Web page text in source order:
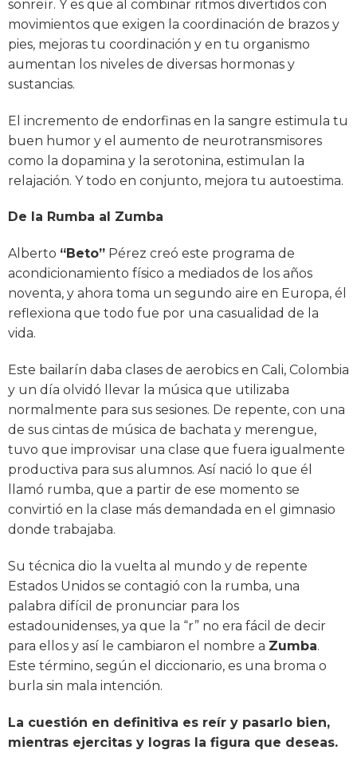
sonreír. Y es que al combinar ritmos divertidos con
movimientos que exigen la coordinación de brazos y
pies, mejoras tu coordinación y en tu organismo
aumentan los niveles de diversas hormonas y
sustancias.
El incremento de endorfinas en la sangre estimula tu
buen humor y el aumento de neurotransmisores
como la dopamina y la serotonina, estimulan la
relajación. Y todo en conjunto, mejora tu autoestima.
De la Rumba al Zumba
Alberto “Beto” Pérez creó este programa de
acondicionamiento físico a mediados de los años
noventa, y ahora toma un segundo aire en Europa, él
reflexiona que todo fue por una casualidad de la
vida.
Este bailarín daba clases de aerobics en Cali, Colombia
y un día olvidó llevar la música que utilizaba
normalmente para sus sesiones. De repente, con una
de sus cintas de música de bachata y merengue,
tuvo que improvisar una clase que fuera igualmente
productiva para sus alumnos. Así nació lo que él
llamó rumba, que a partir de ese momento se
convirtió en la clase más demandada en el gimnasio
donde trabajaba.
Su técnica dio la vuelta al mundo y de repente
Estados Unidos se contagió con la rumba, una
palabra difícil de pronunciar para los
estadounidenses, ya que la “r” no era fácil de decir
para ellos y así le cambiaron el nombre a Zumba.
Este término, según el diccionario, es una broma o
burla sin mala intención.
La cuestión en definitiva es reír y pasarlo bien,
mientras ejercitas y logras la figura que deseas.